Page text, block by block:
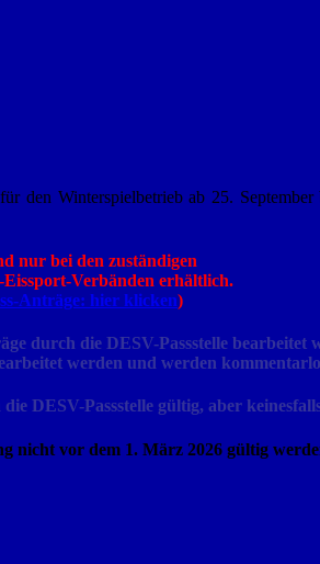
den Winterspielbetrieb ab 25.
nur bei den zuständigen
Eissport-Verbänden erhältlich.
Anträge: hier klicken)
durch die DESV-Passstelle bearbeitet
werden und werden
DESV-Passstelle gültig, aber
nicht vor dem 1. März 2026 gültig